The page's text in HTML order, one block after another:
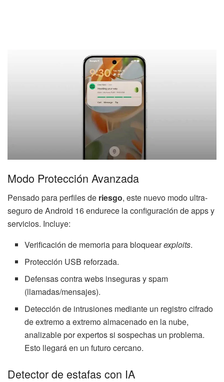
Modo Protección Avanzada
Pensado para perfiles de riesgo, este nuevo modo ultra-
seguro de Android 16 endurece la configuración de apps y
servicios. Incluye:
Verificación de memoria para bloquearexploits.
Protección USB reforzada.
Defensas contra webs inseguras y spam
(llamadas/mensajes).
Detección de intrusiones mediante un registro cifrado
de extremo a extremo almacenado en la nube,
analizable por expertos si sospechas un problema.
Esto llegará en un futuro cercano.
Detector de estafas con IA